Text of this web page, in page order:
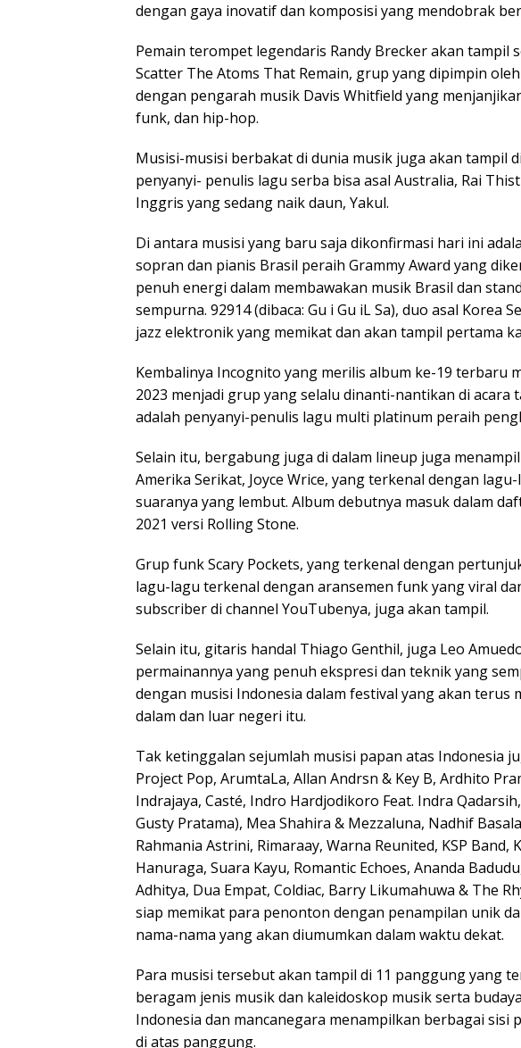
dengan gaya inovatif dan komposisi yang mendobrak
Pemain terompet legendaris Randy Brecker akan tampil
Scatter The Atoms That Remain, grup yang dipimpin
dengan pengarah musik Davis Whitfield yang
funk, dan hip-hop.
Musisi-musisi berbakat di dunia musik juga akan tampil
penyanyi- penulis lagu serba bisa asal Australia, Rai
Inggris yang sedang naik daun, Yakul.
Di antara musisi yang baru saja dikonfirmasi hari ini
sopran dan pianis Brasil peraih Grammy Award yang
penuh energi dalam membawakan musik Brasil dan
sempurna. 92914 (dibaca: Gu i Gu iL Sa), duo asal Korea
jazz elektronik yang memikat dan akan tampil pertama
Kembalinya Incognito yang merilis album ke-19 terbaru
2023 menjadi grup yang selalu dinanti-nantikan di acara
adalah penyanyi-penulis lagu multi platinum peraih
Selain itu, bergabung juga di dalam lineup juga
Amerika Serikat, Joyce Wrice, yang terkenal dengan
suaranya yang lembut. Album debutnya masuk dalam
2021 versi Rolling Stone.
Grup funk Scary Pockets, yang terkenal dengan
lagu-lagu terkenal dengan aransemen funk yang viral
subscriber di channel YouTubenya, juga akan tampil.
Selain itu, gitaris handal Thiago Genthil, juga Leo
permainannya yang penuh ekspresi dan teknik yang
dengan musisi Indonesia dalam festival yang akan terus
dalam dan luar negeri itu.
Tak ketinggalan sejumlah musisi papan atas Indonesia
Project Pop, ArumtaLa, Allan Andrsn & Key B, Ardhito
Indrajaya, Casté, Indro Hardjodikoro Feat. Indra
Gusty Pratama), Mea Shahira & Mezzaluna, Nadhif
Rahmania Astrini, Rimaraay, Warna Reunited, KSP Band,
Hanuraga, Suara Kayu, Romantic Echoes, Ananda
Adhitya, Dua Empat, Coldiac, Barry Likumahuwa & The
siap memikat para penonton dengan penampilan unik
nama-nama yang akan diumumkan dalam waktu dekat.
Para musisi tersebut akan tampil di 11 panggung yang
beragam jenis musik dan kaleidoskop musik serta
Indonesia dan mancanegara menampilkan berbagai sisi
di atas panggung.